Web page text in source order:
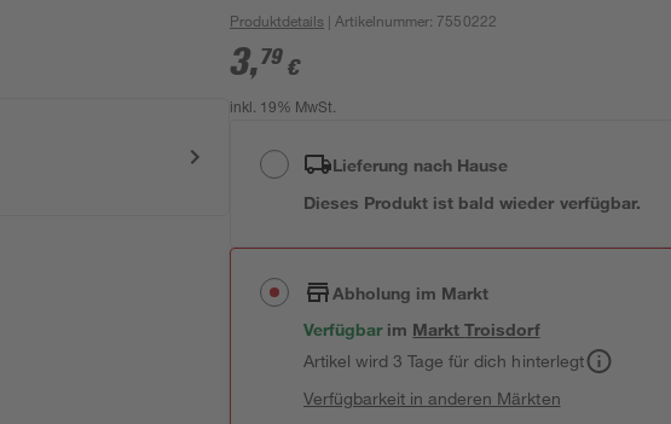
Produktdetails | Artikelnummer: 7550222
3,79 €
inkl. 19% MwSt.
Lieferung nach Hause
Dieses Produkt ist bald wieder verfügbar.
Abholung im Markt
Verfügbar im MarktTroisdorf
Artikel wird 3 Tage für dich hinterlegt
Verfügbarkeit in anderen Märkten